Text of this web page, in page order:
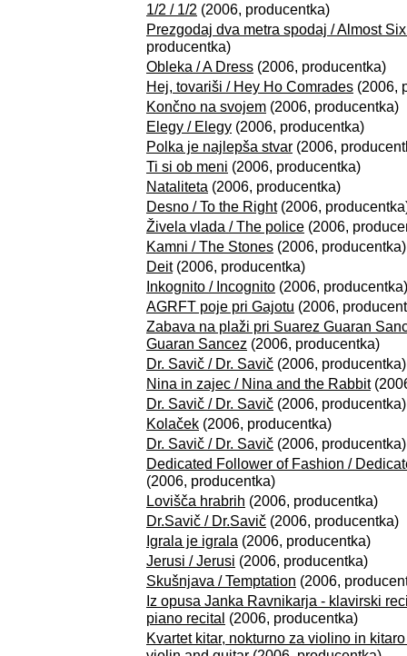
1/2 / 1/2 (2006, producentka)
Prezgodaj dva metra spodaj / Almost
producentka)
Obleka / A Dress (2006, producentka)
Hej, tovariši / Hey Ho Comrades (2006,
Končno na svojem (2006, producentka)
Elegy / Elegy (2006, producentka)
Polka je najlepša stvar (2006,
Ti si ob meni (2006, producentka)
Nataliteta (2006, producentka)
Desno / To the Right(2006,
Živela vlada / The police (2006,
Kamni / The Stones (2006, producentka)
Deit(2006, producentka)
Inkognito / Incognito (2006, producentka)
AGRFT poje pri Gajotu (2006,
Zabava na plaži pri Suarez Guaran
Guaran Sancez (2006, producentka)
Dr. Savič / Dr. Savič (2006, producentka)
Nina in zajec / Nina and the Rabbit
Dr. Savič / Dr. Savič (2006, producentka)
Kolaček (2006, producentka)
Dr. Savič / Dr. Savič (2006, producentka)
Dedicated Follower of Fashion /
(2006, producentka)
Lovišča hrabrih (2006, producentka)
Dr.Savič / Dr.Savič (2006, producentka)
Igrala je igrala (2006, producentka)
Jerusi / Jerusi (2006, producentka)
Skušnjava / Temptation (2006,
Iz opusa Janka Ravnikarja - klavirski
piano recital (2006, producentka)
Kvartet kitar, nokturno za violino in